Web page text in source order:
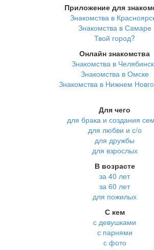
Приложение для
Знакомства в
Знакомства в Самаре
Твой город?
Онлайн знакомства
Знакомства в
Знакомства в Омске
Знакомства в Нижнем
Для чего
для брака и создания
для любви и с/о
для дружбы
для взрослых
В возрасте
за 40 лет
за 60 лет
для пожилых
С кем
с девушками
с парнями
с фото